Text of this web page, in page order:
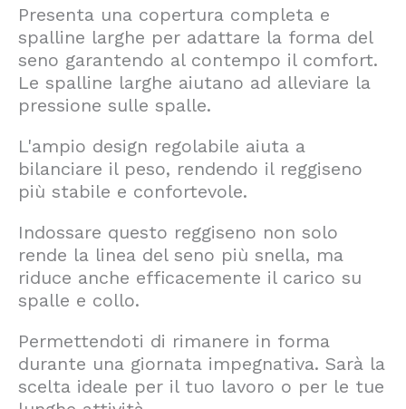
Presenta una copertura completa e
spalline larghe per adattare la forma del
seno garantendo al contempo il comfort.
Le spalline larghe aiutano ad alleviare la
pressione sulle spalle.
L'ampio design regolabile aiuta a
bilanciare il peso, rendendo il reggiseno
più stabile e confortevole.
Indossare questo reggiseno non solo
rende la linea del seno più snella, ma
riduce anche efficacemente il carico su
spalle e collo.
Permettendoti di rimanere in forma
durante una giornata impegnativa. Sarà la
scelta ideale per il tuo lavoro o per le tue